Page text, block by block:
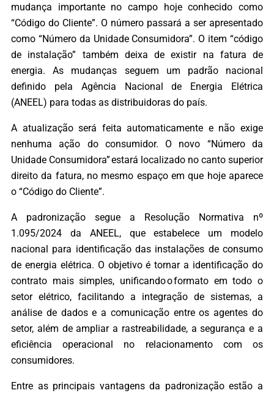
mudança importante no campo hoje conhecido como
“Código do Cliente”. O número passará a ser apresentado
como “Número da Unidade Consumidora”. O item “código
de instalação” também deixa de existir na fatura de
energia. As mudanças seguem um padrão nacional
definido pela Agência Nacional de Energia Elétrica
(ANEEL) para todas as distribuidoras do país.
A atualização será feita automaticamente e não exige
nenhuma ação do consumidor. O novo “Número da
Unidade Consumidora” estará localizado no canto superior
direito da fatura, no mesmo espaço em que hoje aparece
o “Código do Cliente”.
A padronização segue a Resolução Normativa nº
1.095/2024 da ANEEL, que estabelece um modelo
nacional para identificação das instalações de consumo
de energia elétrica. O objetivo é tornar a identificação do
contrato mais simples, unificando o formato em todo o
setor elétrico, facilitando a integração de sistemas, a
análise de dados e a comunicação entre os agentes do
setor, além de ampliar a rastreabilidade, a segurança e a
eficiência operacional no relacionamento com os
consumidores.
Entre as principais vantagens da padronização estão a